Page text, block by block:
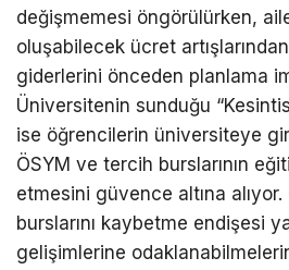
değişmemesi öngörülürken,
oluşabilecek ücret
giderlerini önceden planlama
Üniversitenin sunduğu
ise öğrencilerin üniversiteye
ÖSYM ve tercih burslarının
etmesini güvence altına
burslarını kaybetme endişesi
gelişimlerine